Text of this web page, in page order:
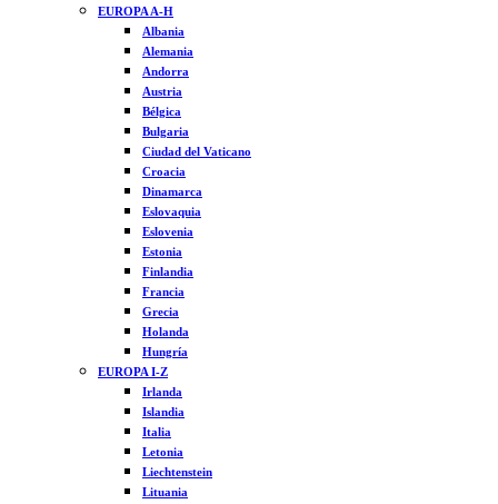
EUROPA A-H
Albania
Alemania
Andorra
Austria
Bélgica
Bulgaria
Ciudad del Vaticano
Croacia
Dinamarca
Eslovaquia
Eslovenia
Estonia
Finlandia
Francia
Grecia
Holanda
Hungría
EUROPA I-Z
Irlanda
Islandia
Italia
Letonia
Liechtenstein
Lituania